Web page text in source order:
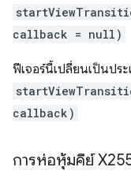
callback = null)
ฟีเจอร์นี้เปลี่ยนเป็นประ
callback)
การห่อหุ้มคีย์